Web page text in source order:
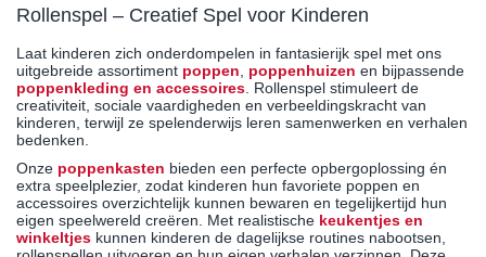
Rollenspel – Creatief Spel voor Kinderen
Laat kinderen zich onderdompelen in fantasierijk spel met ons
uitgebreide assortiment poppen, poppenhuizen en bijpassende
poppenkleding en accessoires. Rollenspel stimuleert de
creativiteit, sociale vaardigheden en verbeeldingskracht van
kinderen, terwijl ze spelenderwijs leren samenwerken en verhalen
bedenken.
Onze poppenkasten bieden een perfecte opbergoplossing én
extra speelplezier, zodat kinderen hun favoriete poppen en
accessoires overzichtelijk kunnen bewaren en tegelijkertijd hun
eigen speelwereld creëren. Met realistische keukentjes en
winkeltjes kunnen kinderen de dagelijkse routines nabootsen,